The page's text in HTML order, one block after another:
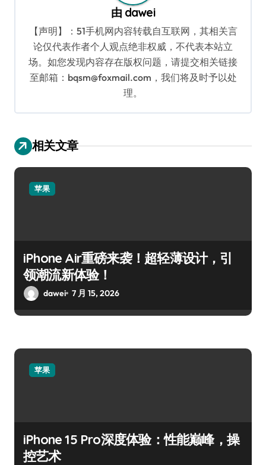
由 dawei
【声明】：51手机网内容转载自互联网，其相关言
论仅代表作者个人观点绝非权威，不代表本站立
场。如您发现内容存在版权问题，请提交相关链接
至邮箱：bqsm@foxmail.com，我们将及时予以处
理。
相关文章
苹果
iPhone Air重磅来袭！超轻薄设计，引
领潮流新体验！
dawei 7 月 15, 2026
苹果
iPhone 15 Pro深度体验：性能巅峰，操
控艺术